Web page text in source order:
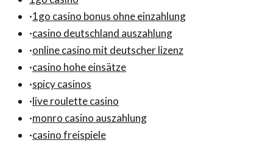
·1go casino bonus ohne einzahlung
·casino deutschland auszahlung
·online casino mit deutscher lizenz
·casino hohe einsätze
·spicy casinos
·live roulette casino
·monro casino auszahlung
·casino freispiele